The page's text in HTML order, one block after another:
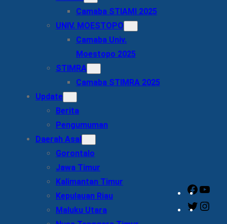
Camaba STIAMI 2025
UNIV. MOESTOPO
Camaba Univ.
Moestopo 2025
STIMRA
Camaba STIMRA 2025
Update
Berita
Pengumuman
Daerah Asal
Gorontalo
Jawa Timur
Kalimantan Timur
Kepulauan Riau
Maluku Utara